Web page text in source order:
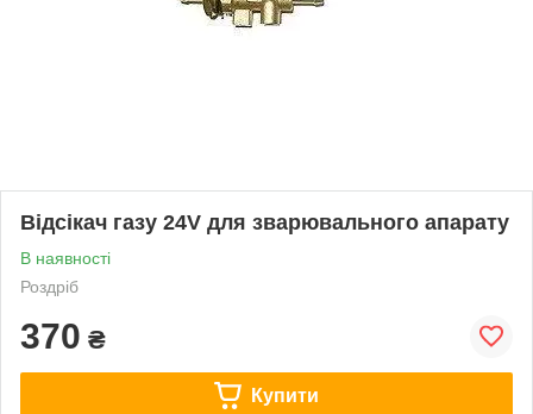
Відсікач газу 24V для зварювального апарату
В наявності
Роздріб
370 ₴
Купити